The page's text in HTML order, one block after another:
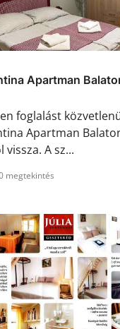
Apartman
foglalást
Apartman
vissza. A sz...
megtekintés